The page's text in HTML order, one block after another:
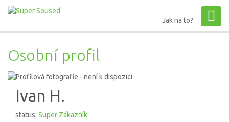
Jak na to?
Osobní profil
Ivan H.
status: Super Zákazník